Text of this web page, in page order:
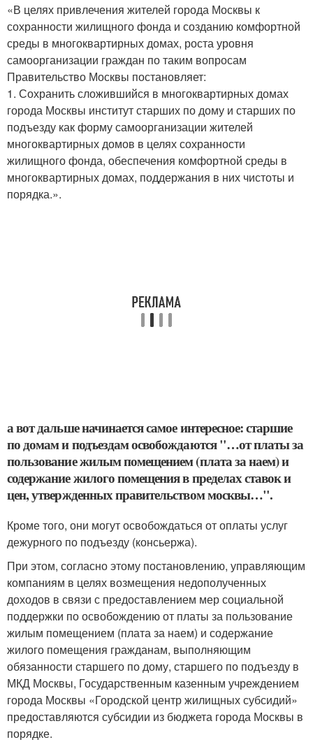
«В целях привлечения жителей города Москвы к
сохранности жилищного фонда и созданию комфортной
среды в многоквартирных домах, роста уровня
самоорганизации граждан по таким вопросам
Правительство Москвы постановляет:
1. Сохранить сложившийся в многоквартирных домах
города Москвы институт старших по дому и старших по
подъезду как форму самоорганизации жителей
многоквартирных домов в целях сохранности
жилищного фонда, обеспечения комфортной среды в
многоквартирных домах, поддержания в них чистоты и
порядка.».
а вот дальше начинается самое интересное: старшие
по домам и подъездам освобождаются "…от платы за
пользование жилым помещением (плата за наем) и
содержание жилого помещения в пределах ставок и
цен, утвержденных правительством москвы…".
Кроме того, они могут освобождаться от оплаты услуг
дежурного по подъезду (консьержа).
При этом, согласно этому постановлению, управляющим
компаниям в целях возмещения недополученных
доходов в связи с предоставлением мер социальной
поддержки по освобождению от платы за пользование
жилым помещением (плата за наем) и содержание
жилого помещения гражданам, выполняющим
обязанности старшего по дому, старшего по подъезду в
МКД Москвы, Государственным казенным учреждением
города Москвы «Городской центр жилищных субсидий»
предоставляются субсидии из бюджета города Москвы в
порядке.